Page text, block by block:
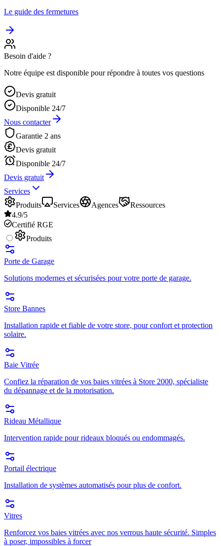
Le guide des fermetures
Besoin d'aide ?
Notre équipe est disponible pour répondre à toutes vos questions
Devis gratuit
Disponible 24/7
Nous contacter
Garantie 2 ans
Devis gratuit
Disponible 24/7
Devis gratuit
Services
Produits
Services Agences
Ressources
4.9/5
Certifié RGE
Produits
Porte de Garage
Solutions modernes et sécurisées pour votre porte de garage.
Store Bannes
Installation rapide et fiable de votre store, pour confort et protection
solaire.
Baie Vitrée
Confiez la réparation de vos baies vitrées à Store 2000, spécialiste
du dépannage et de la motorisation.
Rideau Métallique
Intervention rapide pour rideaux bloqués ou endommagés.
Portail électrique
Installation de systèmes automatisés pour plus de confort.
Vitres
Renforcez vos baies vitrées avec nos verrous haute sécurité. Simples
à poser, impossibles à forcer